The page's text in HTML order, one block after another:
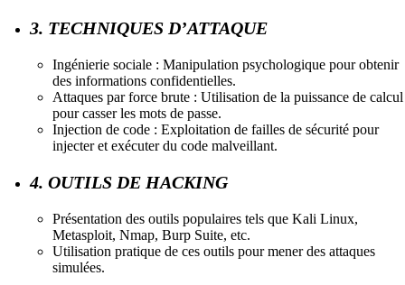
3. TECHNIQUES D’ATTAQUE
Ingénierie sociale : Manipulation psychologique pour obtenir
des informations confidentielles.
Attaques par force brute : Utilisation de la puissance de calcul
pour casser les mots de passe.
Injection de code : Exploitation de failles de sécurité pour
injecter et exécuter du code malveillant.
4. OUTILS DE HACKING
Présentation des outils populaires tels que Kali Linux,
Metasploit, Nmap, Burp Suite, etc.
Utilisation pratique de ces outils pour mener des attaques
simulées.